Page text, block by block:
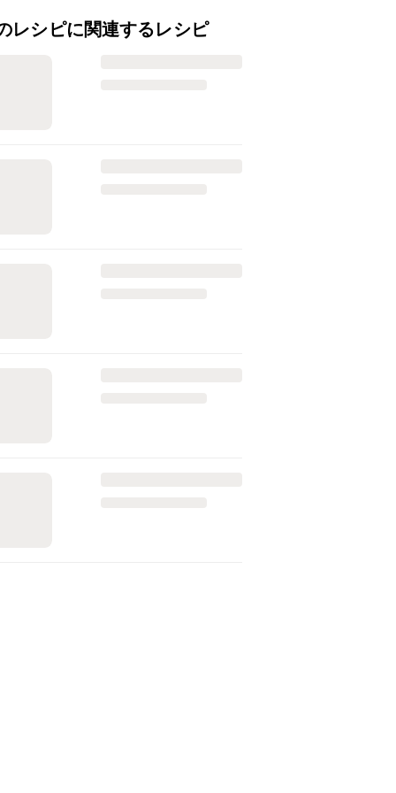
レシピに関連するレシピ